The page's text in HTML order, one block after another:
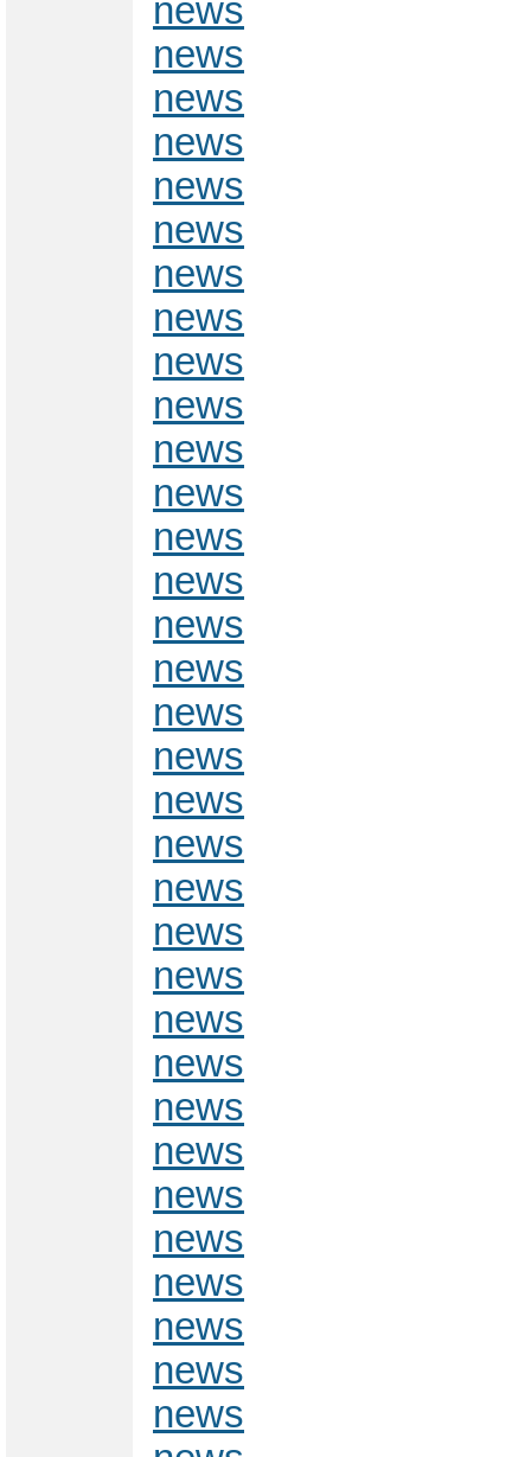
news
news
news
news
news
news
news
news
news
news
news
news
news
news
news
news
news
news
news
news
news
news
news
news
news
news
news
news
news
news
news
news
news